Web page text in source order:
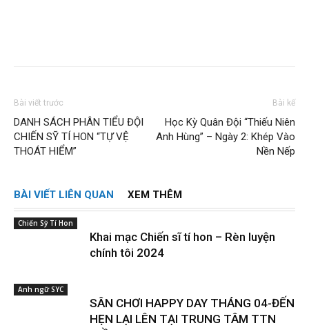
Bài viết trước
DANH SÁCH PHÂN TIỂU ĐỘI
CHIẾN SỸ TÍ HON “TỰ VỆ
THOÁT HIỂM”
Bài kế
Học Kỳ Quân Đội “Thiếu Niên
Anh Hùng” – Ngày 2: Khép Vào
Nền Nếp
BÀI VIẾT LIÊN QUAN XEM THÊM
Chiến Sỹ Tí Hon
Khai mạc Chiến sĩ tí hon – Rèn luyện
chính tôi 2024
Anh ngữ SYC
SÂN CHƠI HAPPY DAY THÁNG 04-ĐẾN
HẸN LẠI LÊN TẠI TRUNG TÂM TTN